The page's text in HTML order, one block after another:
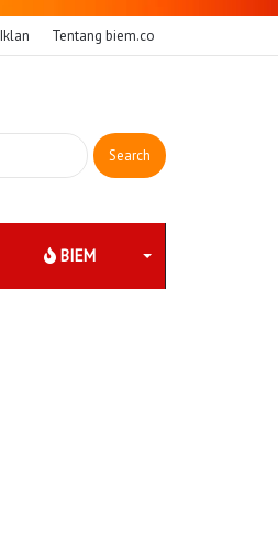
Tentang biem.co
Search
for:
BIEM